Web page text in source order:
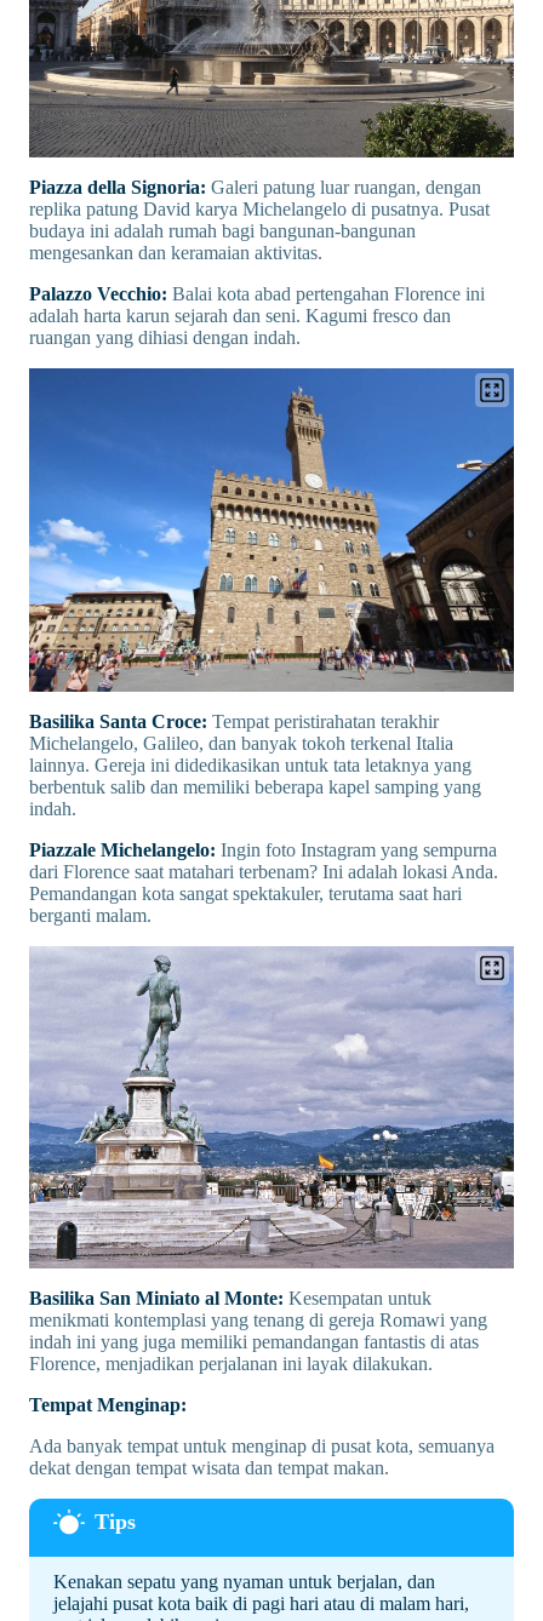
Piazza della Signoria: Galeri patung luar ruangan, dengan
replika patung David karya Michelangelo di pusatnya. Pusat
budaya ini adalah rumah bagi bangunan-bangunan
mengesankan dan keramaian aktivitas.
Palazzo Vecchio: Balai kota abad pertengahan Florence ini
adalah harta karun sejarah dan seni. Kagumi fresco dan
ruangan yang dihiasi dengan indah.
Basilika Santa Croce: Tempat peristirahatan terakhir
Michelangelo, Galileo, dan banyak tokoh terkenal Italia
lainnya. Gereja ini didedikasikan untuk tata letaknya yang
berbentuk salib dan memiliki beberapa kapel samping yang
indah.
Piazzale Michelangelo: Ingin foto Instagram yang sempurna
dari Florence saat matahari terbenam? Ini adalah lokasi Anda.
Pemandangan kota sangat spektakuler, terutama saat hari
berganti malam.
Basilika San Miniato al Monte: Kesempatan untuk
menikmati kontemplasi yang tenang di gereja Romawi yang
indah ini yang juga memiliki pemandangan fantastis di atas
Florence, menjadikan perjalanan ini layak dilakukan.
Tempat Menginap:
Ada banyak tempat untuk menginap di pusat kota, semuanya
dekat dengan tempat wisata dan tempat makan.
Kenakan sepatu yang nyaman untuk berjalan, dan
jelajahi pusat kota baik di pagi hari atau di malam hari,